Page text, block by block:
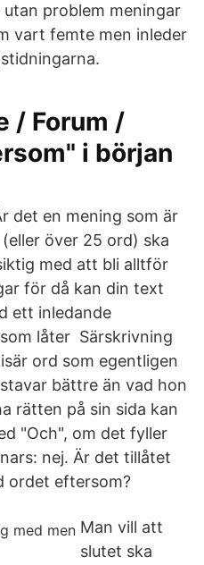
problem meningar
vart femte men inleder
/ Forum /
i början
det en mening som är
över 25 ord) ska
med att bli alltför
för då kan din text
ett inledande
låter Särskrivning
ord som egentligen
bättre än vad hon
rätten på sin sida kan
"Och", om det fyller
nej. Är det tillåtet
ordet eftersom?
Man vill att
slutet ska